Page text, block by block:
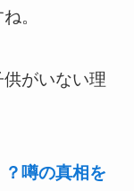
。
がいない理
噂の真相を